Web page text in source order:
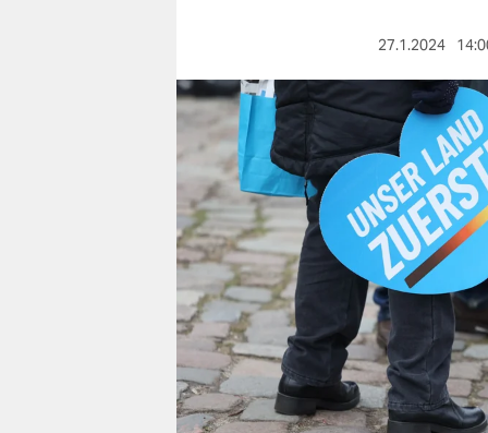
verlag
verlag
veranstaltungen
shop
fragen & hilfe
unterstützen
abo
genossenschaft
27.1.2024